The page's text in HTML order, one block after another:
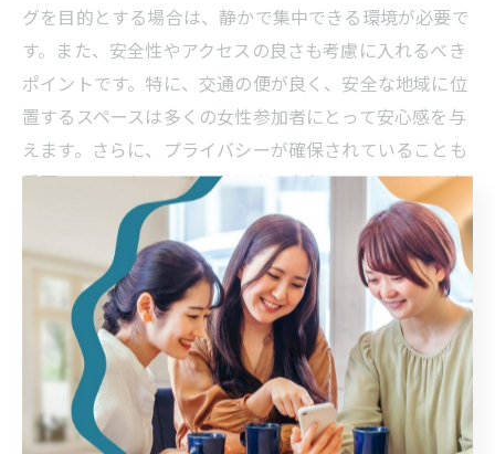
グを目的とする場合は、静かで集中できる環境が必要で
す。また、安全性やアクセスの良さも考慮に入れるべき
ポイントです。特に、交通の便が良く、安全な地域に位
置するスペースは多くの女性参加者にとって安心感を与
えます。さらに、プライバシーが確保されていることも
重要です。これにより、参加者は安心してイベントを楽
しむことができます。参加者のニーズを細かく分析し、
それに見合ったレンタルスペースを選ぶことで、イベン
トの成功に一歩近づくことができるでしょう。
雰囲気を重視したスペースのデザイン
レンタルスペースの雰囲気は、女性会の成功に大きく影
響します。スペースのデザインは、参加者の気分やイベ